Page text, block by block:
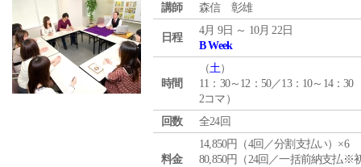
講師 森信 彰雄
日程
4月 9日 ～ 10月 22日
B Week
時間
（土）
11：30～12：50／13：10～14：30
2コマ）
回数
全24回
料金
14,850円（4回／分割支払い）×6
80,850円（24回／一括前納支払※